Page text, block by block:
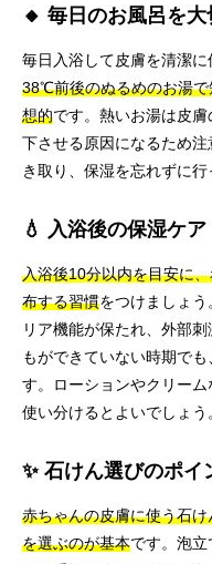
🔸 毎日のお風呂を大
毎日入浴して皮膚を清潔に
38℃前後のぬるめのお湯
想的です。熱いお湯は皮
下させる原因になるため
き取り、保湿を忘れずに行
💧 入浴後の保湿ケア
入浴後10分以内を目安に
布する習慣をつけましょ
リア機能が保たれ、外部
もができていない時期で
す。ローションやクリー
使い分けるとよいでしょう
✨ 石けん選びのポイ
赤ちゃんの皮膚に使う石
を選ぶのが基本です。泡